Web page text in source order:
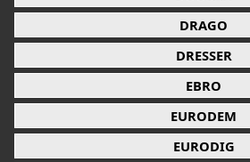
DRAGO
DRESSER
EBRO
EURODEM
EURODIG